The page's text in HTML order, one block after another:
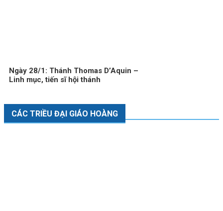
Ngày 28/1: Thánh Thomas D’Aquin –
Linh mục, tiến sĩ hội thánh
CÁC TRIỀU ĐẠI GIÁO HOÀNG